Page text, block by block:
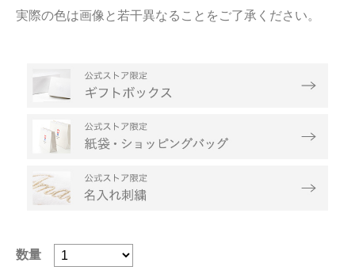
実際の色は画像と若干異なることをご了承ください。
数量